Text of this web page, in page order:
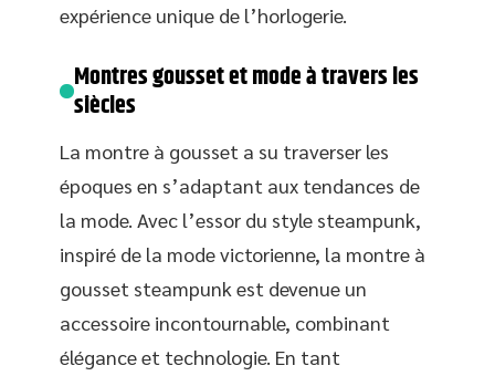
expérience unique de l’horlogerie.
Montres gousset et mode à travers les
siècles
La montre à gousset a su traverser les
époques en s’adaptant aux tendances de
la mode. Avec l’essor du style steampunk,
inspiré de la mode victorienne, la montre à
gousset steampunk est devenue un
accessoire incontournable, combinant
élégance et technologie. En tant